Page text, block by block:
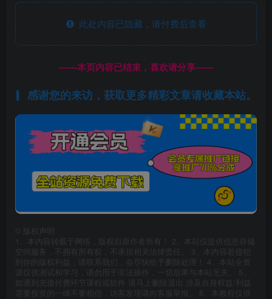
此处内容已隐藏，请付费后查看
------本页内容已结束，喜欢请分享------
感谢您的来访，获取更多精彩文章请收藏本站。
版权声明
1、本内容转载于网络，版权归原作者所有！ 2、本站仅提供信息存储
空间服务，不拥有所有权，不承担相关法律责任。 3、本内容若侵犯
到你的版权利益，请联系我们，会尽快给予删除处理！ 4、本站全资
源仅供测试和学习，请勿用于非法操作，一切后果与本站无关。 5、
如遇到充值付费环节课程或软件 请马上删除退出 涉及自身权益/利益
需要投资的一律不要相信，访客发现请向客服举报。 6、本教程仅供